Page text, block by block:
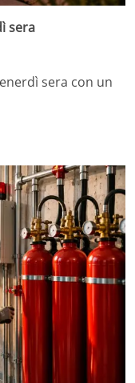
sera
sera con un